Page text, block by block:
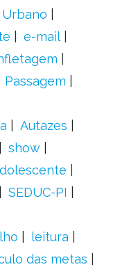
e-mail
Passagem
Autazes
show
SEDUC-PI
leitura
das metas